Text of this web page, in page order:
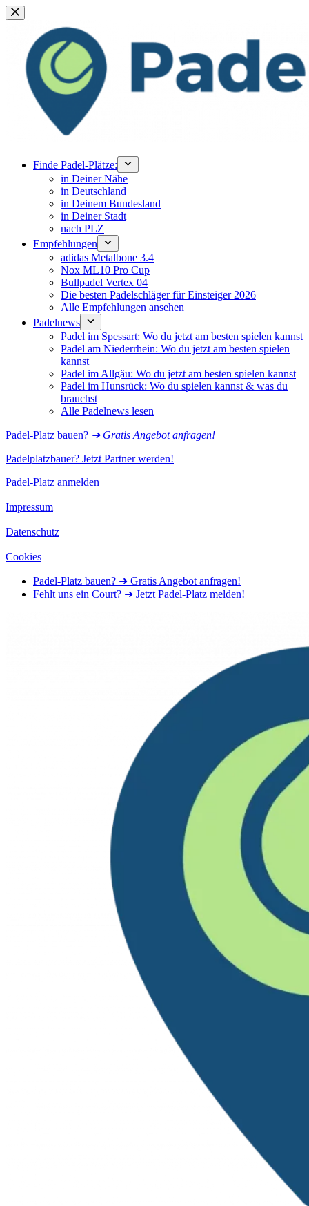
Zum
Inhalt
springen
Finde Padel-Plätze:
in Deiner Nähe
in Deutschland
in Deinem Bundesland
in Deiner Stadt
nach PLZ
Empfehlungen
adidas Metalbone 3.4
Nox ML10 Pro Cup
Bullpadel Vertex 04
Die besten Padelschläger für Einsteiger 2026
Alle Empfehlungen ansehen
Padelnews
Padel im Spessart: Wo du jetzt am besten spielen kannst
Padel am Niederrhein: Wo du jetzt am besten spielen
kannst
Padel im Allgäu: Wo du jetzt am besten spielen kannst
Padel im Hunsrück: Wo du spielen kannst & was du
brauchst
Alle Padelnews lesen
Padel-Platz bauen? ➜ Gratis Angebot anfragen!
Padelplatzbauer? Jetzt Partner werden!
Padel-Platz anmelden
Impressum
Datenschutz
Cookies
Padel-Platz bauen? ➜ Gratis Angebot anfragen!
Fehlt uns ein Court? ➜ Jetzt Padel-Platz melden!